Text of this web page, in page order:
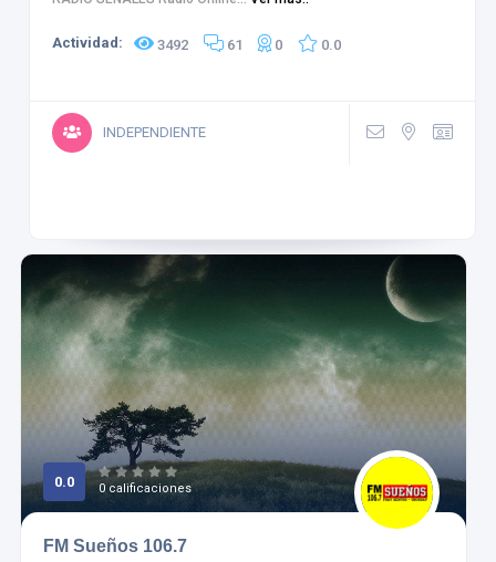
Actividad: 3492 61 0 0.0
INDEPENDIENTE
0.0 0 calificaciones
FM Sueños 106.7